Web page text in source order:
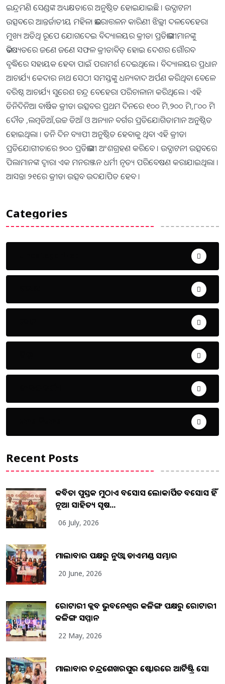
ଇନ୍ଦ୍ରମଣି ସେଣ୍ଡଙ୍କ ଅଧ୍ୟକ୍ଷତାରେ ଅନୁଷ୍ଠିତ ହୋଇଯାଇଛି । ଉଦ୍ଘାଟନୀ
ଉତ୍ସବରେ ଆନ୍ତର୍ଜାତୀୟ ମହିଳା ଭାରୋତ୍ତଳନ କାରିଣୀ ଝିଲ୍ଲୀ ଦଳବେହେରା
ମୁଖ୍ୟ ଅତିଥି ରୂପେ ଯୋଗଦେଇ ବିଦ୍ୟାଳୟର କ୍ରୀଡା ପ୍ରତିଭାଗୀମାନଙ୍କୁ
ଭବିଷ୍ୟତରେ ଜଣେ ଜଣେ ସଫଳ କ୍ରୀଡାବିତ୍ ହୋଇ ଦେଶର ଗୌରବ
ବୃଦ୍ଧିରେ ସହାୟକ ହେବା ପାଇଁ ପରାମର୍ଶ ଦେଇଥିଲେ । ବିଦ୍ୟାଳୟର ପ୍ରଧାନ
ଆଚାର୍ଯ୍ୟ କେଦାର ନାଥ ସେଠୀ ସମସ୍ତଙ୍କୁ ଧନ୍ୟବାଦ ଅର୍ପଣ କରିଥିବା ବେଳେ
ବରିଷ୍ଠ ଆଚାର୍ଯ୍ୟ ସୁରେଶ ଚନ୍ଦ୍ର ବେହେରା ପରିଚାଳାନା କରିଥିଲେ । ଏହି
ତିନିଦିନିଆ ବାର୍ଷିକ କ୍ରୀଡା ଉତ୍ସବର ପ୍ରଥମ ଦିନରେ ୧୦୦ ମି,୨୦୦ ମି,୮୦୦ ମି
ଦୌଡ ,ଲମ୍ବଡିଆଁ,ଉଚ୍ଚ ଡିଆଁ ଓ ଅନ୍ୟାନ ବର୍ଗର ପ୍ରତିଯୋଗିତାମାନ ଅନୁଷ୍ଠିତ
ହୋଇଥିଲା । ତନି ଦିନ ବ୍ୟାପୀ ଅନୁଷ୍ଠିତ ହେବାକୁ ଥିବା ଏହି କ୍ରୀଡା
ପ୍ରତିଯୋଗୀତାରେ ୭୦୦ ପ୍ରତିଭାଗୀ ଅଂଶଗ୍ରହଣ କରିବେ । ଉଦ୍ଘାଟନୀ ଉତ୍ସବରେ
ପିଲାମାନଙ୍କ ଦ୍ୱାରା ଏକ ମନରଞ୍ଜନ ଧର୍ମୀ ନୃତ୍ୟ ପରିବେଷଣ କରାଯାଇଥିଲା ।
ଆସନ୍ତା ୨୧ରେ କ୍ରୀଡା ଉତ୍ସବ ଉଦଯାପିତ ହେବ ।
Categories
Recent Posts
କବିତା ପୁସ୍ତକ ମୁଠାଏ ଅବସୋସ ଲୋକାର୍ପିତ ଅବସୋସ ହିଁ
ନୂଆ ସାହିତ୍ୟ ସୃଷ...
06 July, 2026
ମାଲାବାର ପକ୍ଷରୁ ନୁଓ୍ବା ଡାଏମଣ୍ଡ ସମ୍ଭାର
20 June, 2026
ରୋଟାରୀ କ୍ଲବ ଭୁବନେଶ୍ୱର କଳିଙ୍ଗ ପକ୍ଷରୁ ରୋଟାରୀ
କଳିଙ୍ଗ ସମ୍ମାନ
22 May, 2026
ମାଲାବାର ଚନ୍ଦ୍ରଶେଖରପୁର ଷ୍ଟୋରରେ ଆର୍ଟିଷ୍ଟ୍ରି ସୋ